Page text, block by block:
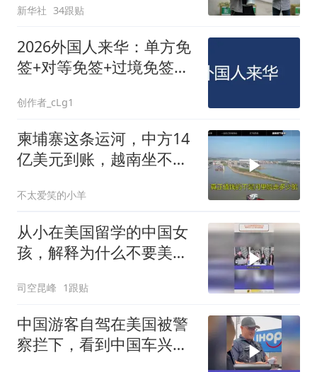
新华社 34跟贴
2026外国人来华：单方免
签+对等免签+过境免签政
创作者_cLg1
柬埔寨这条运河，中方14
亿美元到账，越南坐不住
不太爱笑的小羊
从小在美国留学的中国女
孩，解释为什么不要美国
司空昆峰 1跟贴
中国游客自驾在美国被警
察拦下，看到中国车兴奋